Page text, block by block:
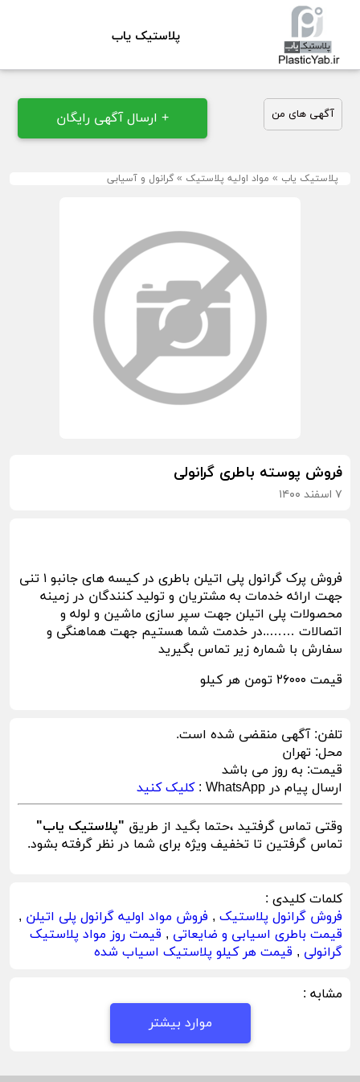
پلاستیک یاب
آگهی های من + ارسال آگهی رایگان
پلاستیک یاب » مواد اولیه پلاستیک » گرانول و آسیابی
فروش پوسته باطری گرانولی
۷ اسفند ۱۴۰۰
فروش پرک گرانول پلی اتیلن باطری در کیسه های جانبو ۱ تنی
جهت ارائه خدمات به مشتریان و تولید کنندگان در زمینه
محصولات پلی اتیلن جهت سپر سازی ماشین و لوله و
اتصالات ……..در خدمت شما هستیم جهت هماهنگی و
سفارش با شماره زیر تماس بگیرید
قیمت ۲۶۰۰۰ تومن هر کیلو
تلفن:آگهی منقضی شده است.
محل: تهران
قیمت: به روز می باشد
ارسال پیام در WhatsApp :
کلیک کنید
وقتی تماس گرفتید ،حتما بگید از طریق "پلاستیک یاب"
تماس گرفتین تا تخفیف ویژه برای شما در نظر گرفته بشود.
کلمات کلیدی :
فروش گرانول پلاستیک , فروش مواد اولیه گرانول پلی اتیلن ,
قیمت باطری اسیابی و ضایعاتی , قیمت روز مواد پلاستیک
گرانولی , قیمت هر کیلو پلاستیک اسیاب شده
مشابه :
موارد بیشتر